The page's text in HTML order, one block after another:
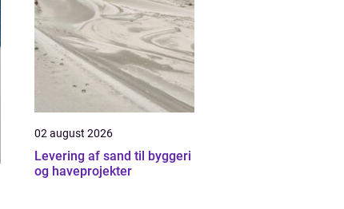
02 august 2026
Levering af sand til byggeri
og haveprojekter